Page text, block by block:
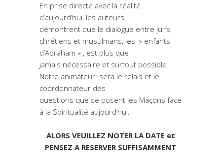
En prise directe avec la réalité
d’aujourd’hui, les auteurs
démontrent que le dialogue entre juifs,
chrétiens et musulmans, les » enfants
d’Abraham « , est plus que
jamais nécessaire et surtout possible.
Notre animateur sera le relais et le
coordonnateur des
questions que se posent les Maçons face
à la Spiritualité aujourd’hui.
ALORS VEUILLEZ NOTER LA DATE et
PENSEZ A RESERVER SUFFISAMMENT